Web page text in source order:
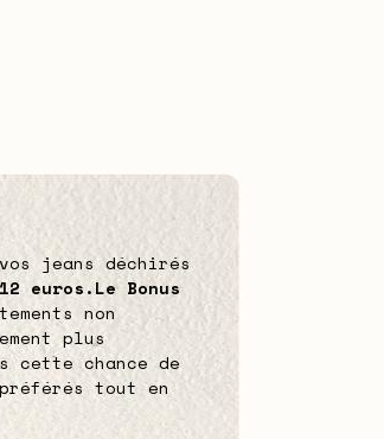
jeans déchirés
12 euros.Le Bonus
non
plus
cette chance de
tout en